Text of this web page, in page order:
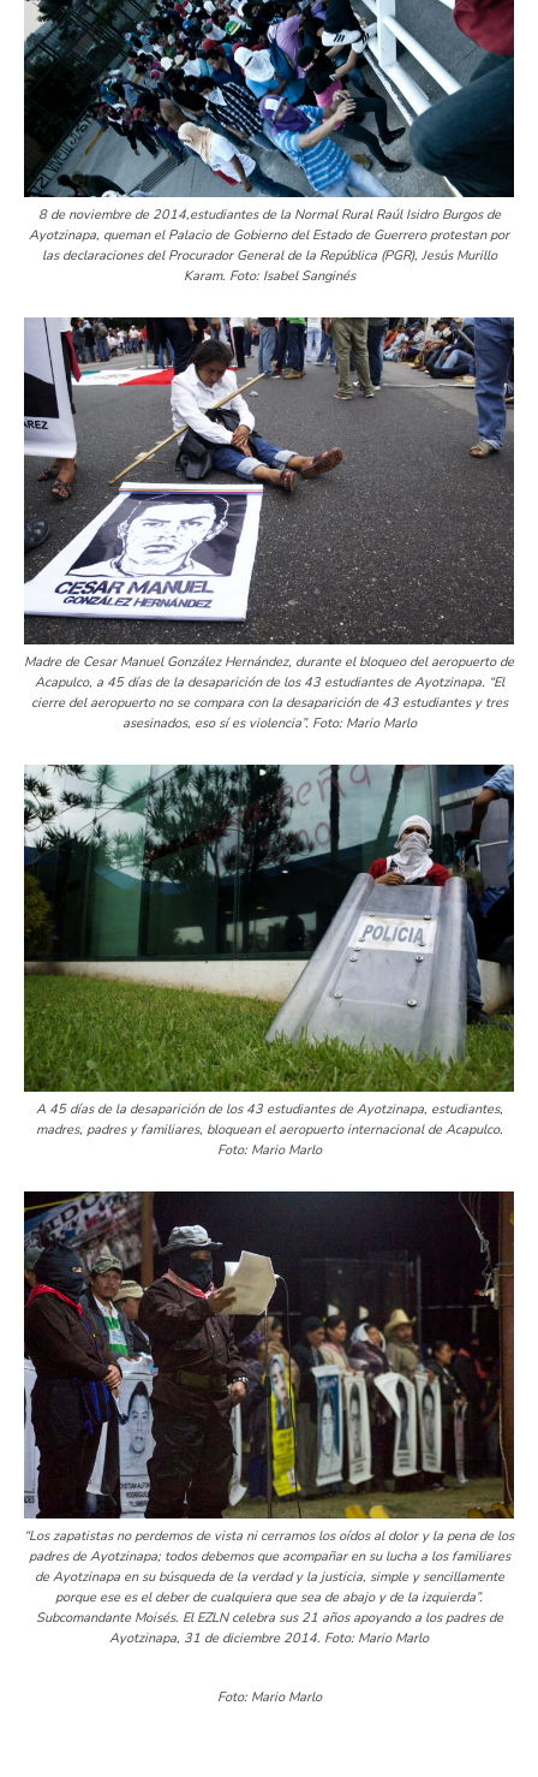
8 de noviembre de 2014,estudiantes de la Normal Rural Raúl Isidro Burgos de
Ayotzinapa, queman el Palacio de Gobierno del Estado de Guerrero protestan por
las declaraciones del Procurador General de la República (PGR), Jesús Murillo
Karam. Foto: Isabel Sanginés
Madre de Cesar Manuel González Hernández, durante el bloqueo del aeropuerto de
Acapulco, a 45 días de la desaparición de los 43 estudiantes de Ayotzinapa. “El
cierre del aeropuerto no se compara con la desaparición de 43 estudiantes y tres
asesinados, eso sí es violencia”. Foto: Mario Marlo
A 45 días de la desaparición de los 43 estudiantes de Ayotzinapa, estudiantes,
madres, padres y familiares, bloquean el aeropuerto internacional de Acapulco.
Foto: Mario Marlo
“Los zapatistas no perdemos de vista ni cerramos los oídos al dolor y la pena de los
padres de Ayotzinapa; todos debemos que acompañar en su lucha a los familiares
de Ayotzinapa en su búsqueda de la verdad y la justicia, simple y sencillamente
porque ese es el deber de cualquiera que sea de abajo y de la izquierda”.
Subcomandante Moisés. El EZLN celebra sus 21 años apoyando a los padres de
Ayotzinapa, 31 de diciembre 2014. Foto: Mario Marlo
Foto: Mario Marlo